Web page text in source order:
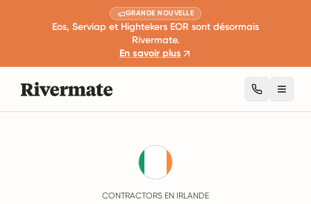
GRANDE NOUVELLE
Eos, Serviap et Hightekers EOR sont désormais
Rivermate.
En savoir plus
CONTRACTORS EN IRLANDE